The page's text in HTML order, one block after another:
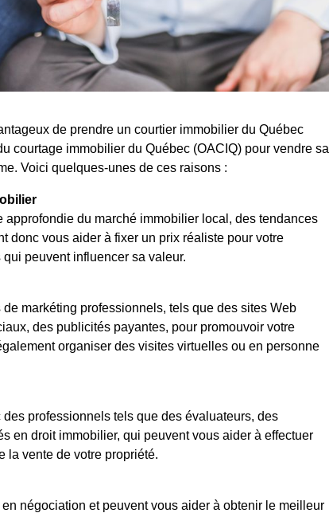
de prendre un courtier immobilier du Québec
courtage immobilier du Québec (OACIQ) pour vendre sa
Voici quelques-unes de ces raisons :
du marché immobilier local, des tendances
donc vous aider à fixer un prix réaliste pour votre
peuvent influencer sa valeur.
markéting professionnels, tels que des sites Web
des publicités payantes, pour promouvoir votre
organiser des visites virtuelles ou en personne
professionnels tels que des évaluateurs, des
en droit immobilier, qui peuvent vous aider à effectuer
la vente de votre propriété.
négociation et peuvent vous aider à obtenir le meilleur